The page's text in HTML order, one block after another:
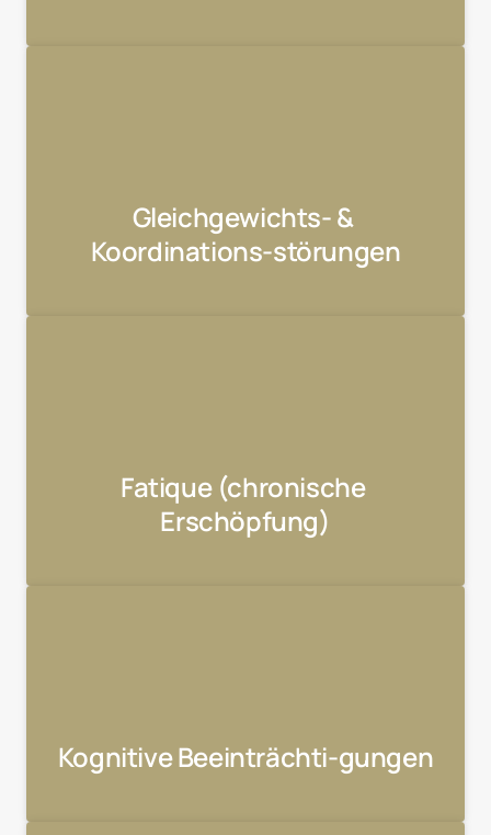
Gleichgewichts- &
Koordinations-störungen
Fatique (chronische
Erschöpfung)
Kognitive Beeinträchti-gungen